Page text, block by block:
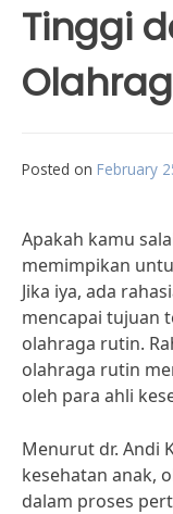
Tinggi
Posted on February
Apakah kamu
memimpikan
Jika iya, ada
mencapai tujuan
olahraga rutin.
olahraga rutin
oleh para ahli
Menurut dr. Andi
kesehatan anak,
dalam proses